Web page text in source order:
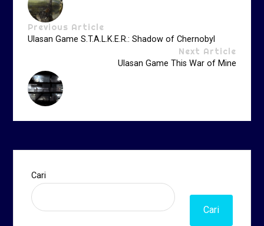
Previous Article
Ulasan Game S.T.A.L.K.E.R.: Shadow of Chernobyl
Next Article
Ulasan Game This War of Mine
Cari
Cari